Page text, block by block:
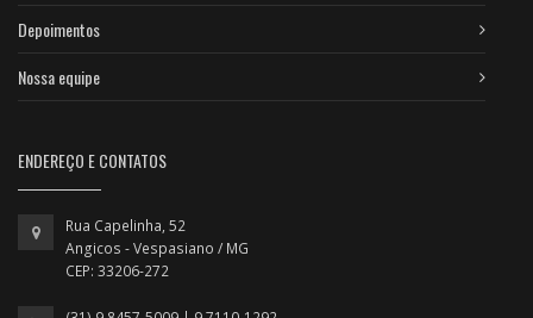
Depoimentos
Nossa equipe
ENDEREÇO E CONTATOS
Rua Capelinha, 52
Angicos - Vespasiano / MG
CEP: 33206-272